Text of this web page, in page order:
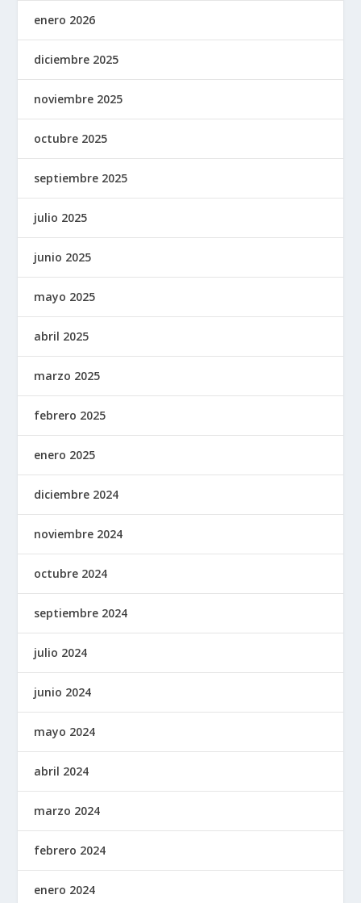
enero 2026
diciembre 2025
noviembre 2025
octubre 2025
septiembre 2025
julio 2025
junio 2025
mayo 2025
abril 2025
marzo 2025
febrero 2025
enero 2025
diciembre 2024
noviembre 2024
octubre 2024
septiembre 2024
julio 2024
junio 2024
mayo 2024
abril 2024
marzo 2024
febrero 2024
enero 2024